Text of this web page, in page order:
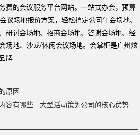
费的会议服务平台网站。一站式办会，预算
议场地报价方案，轻松搞定公司年会场地、
研讨会场地、招商会场地、答谢会场地、经
场地、沙龙/休闲会议场地。会掌柜是广州炫
牌
原因
容有哪些
大型活动策划公司的核心优势